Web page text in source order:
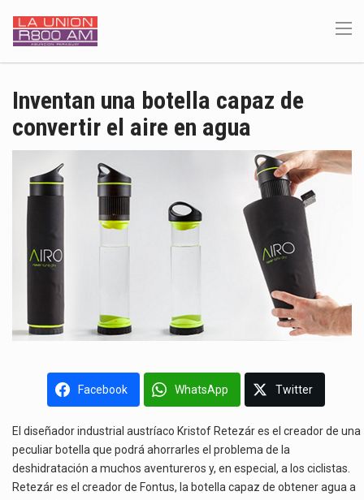
Inventan una botella capaz de
convertir el aire en agua
Facebook WhatsApp Twitter
El diseñador industrial austríaco Kristof Retezár es el creador de una
peculiar botella que podrá ahorrarles el problema de la
deshidratación a muchos aventureros y, en especial, a los ciclistas.
Retezár es el creador de Fontus, la botella capaz de obtener agua a